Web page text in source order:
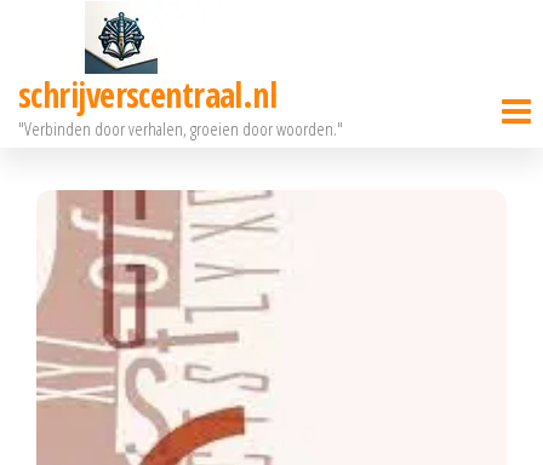
deschrijverscentraal.nl
"Verbinden door verhalen, groeien door woorden."